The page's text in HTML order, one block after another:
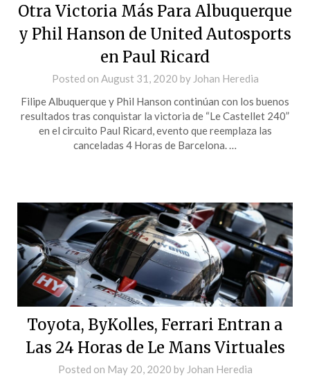
Otra Victoria Más Para Albuquerque
y Phil Hanson de United Autosports
en Paul Ricard
Posted on August 31, 2020 by Johan Heredia
Filipe Albuquerque y Phil Hanson continúan con los buenos
resultados tras conquistar la victoria de “Le Castellet 240”
en el circuito Paul Ricard, evento que reemplaza las
canceladas 4 Horas de Barcelona. …
Toyota, ByKolles, Ferrari Entran a
Las 24 Horas de Le Mans Virtuales
Posted on May 20, 2020 by Johan Heredia